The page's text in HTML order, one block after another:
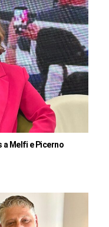
a Melfi e Picerno